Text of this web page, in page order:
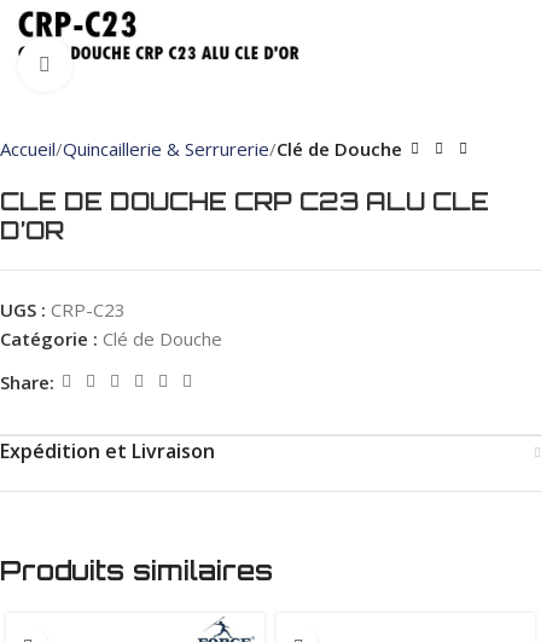
Click to enlarge
Accueil Quincaillerie & Serrurerie Clé de Douche
CLE DE DOUCHE CRP C23 ALU CLE
D’OR
UGS : CRP-C23
Catégorie : Clé de Douche
Share:
Expédition et Livraison
Produits similaires